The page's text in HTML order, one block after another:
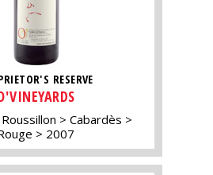
RESERVE
Cabardès
2007